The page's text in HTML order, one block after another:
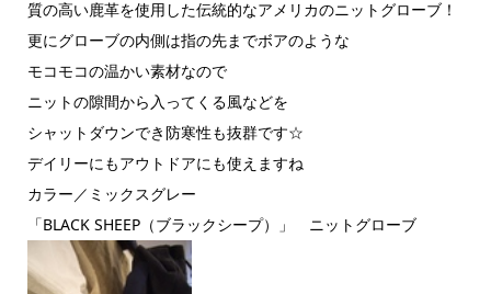
質の高い鹿革を使用した伝統的なアメリカのニットグローブ！
更にグローブの内側は指の先までボアのような
モコモコの温かい素材なので
ニットの隙間から入ってくる風などを
シャットダウンでき防寒性も抜群です☆
デイリーにもアウトドアにも使えますね
カラー／ミックスグレー
「BLACK SHEEP（ブラックシープ）」 ニットグローブ